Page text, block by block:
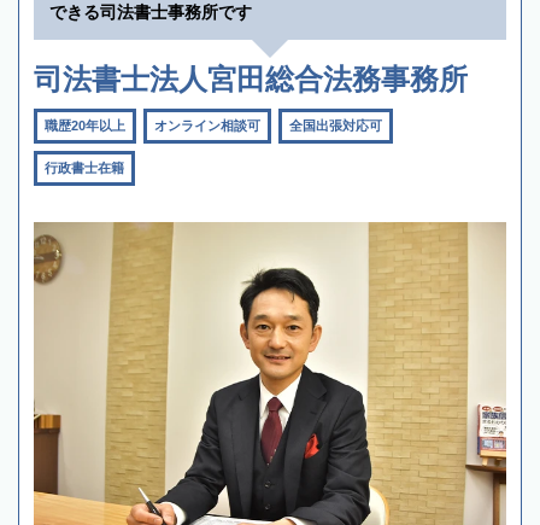
できる司法書士事務所です
司法書士法人宮田総合法務事務所
職歴20年以上 オンライン相談可 全国出張対応可
行政書士在籍